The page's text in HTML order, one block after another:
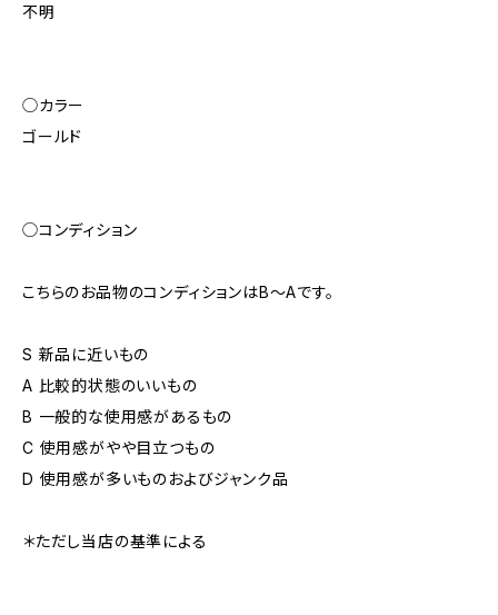
不明
◯カラー
ゴールド
◯コンディション
こちらのお品物のコンディションはB〜Aです。
S 新品に近いもの
A 比較的状態のいいもの
B 一般的な使用感があるもの
C 使用感がやや目立つもの
D 使用感が多いものおよびジャンク品
＊ただし当店の基準による